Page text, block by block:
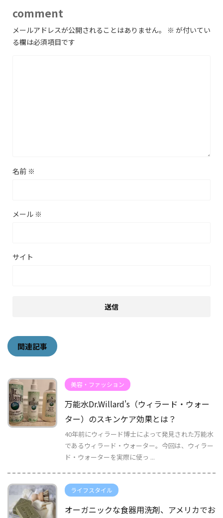
comment
メールアドレスが公開されることはありません。 ※ が付いてい
る欄は必須項目です
名前 ※
メール ※
サイト
関連記事
美容・ファッション
万能水Dr.Willard's（ウィラード・ウォー
ター）のスキンケア効果とは？
40年前にウィラード博士によって発見された万能水
であるウィラード・ウォーター。今回は、ウィラー
ド・ウォーターを実際に使っ ...
ライフスタイル
オーガニックな食器用洗剤、アメリカでお